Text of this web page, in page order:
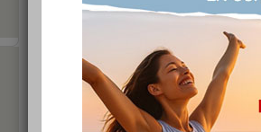
bonjour
Ce n'est pas avec un grand
blog, je suis fatiguée des
semaines et bouleversée par